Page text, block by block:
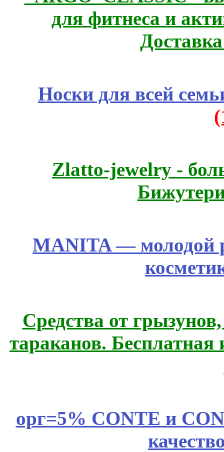
для фитнеса и
Носки для всей
Zlatto-jewelry -
MANITA — молодой
Средства от
тараканов.
орг=5% CONTE и